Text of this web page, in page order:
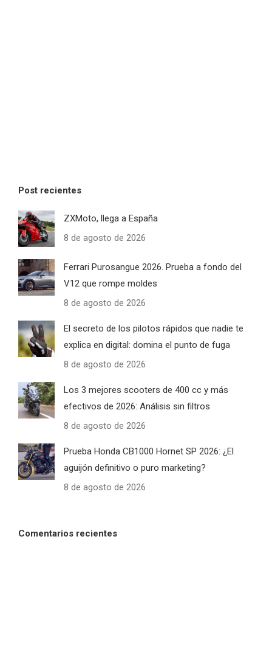
Post recientes
ZXMoto, llega a España
8 de agosto de 2026
Ferrari Purosangue 2026. Prueba a fondo del
V12 que rompe moldes
8 de agosto de 2026
El secreto de los pilotos rápidos que nadie te
explica en digital: domina el punto de fuga
8 de agosto de 2026
Los 3 mejores scooters de 400 cc y más
efectivos de 2026: Análisis sin filtros
8 de agosto de 2026
Prueba Honda CB1000 Hornet SP 2026: ¿El
aguijón definitivo o puro marketing?
8 de agosto de 2026
Comentarios recientes